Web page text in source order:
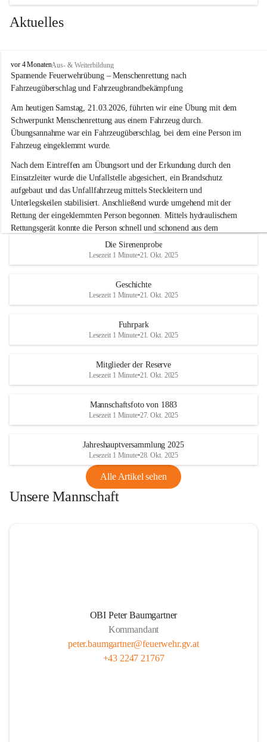
ein RLFA-2000 der Marke Mercedes Artego und ein MTFA
der Marke Mercedes Sprinter. Weiters haben wir noch einen
Aktuelles
F
r
e
w
i
l
l
i
g
e
F
e
u
e
r
w
e
a
vor 4 MonatenAus- & Weiterbildung
Spannende Feuerwehrübung – Menschenrettung nach
Fahrzeugüberschlag und Fahrzeugbrandbekämpfung
Am heutigen Samstag, 21.03.2026, führten wir eine Übung mit dem
Schwerpunkt Menschenrettung aus einem Fahrzeug durch.
Übungsannahme war ein Fahrzeugüberschlag, bei dem eine Person im
Fahrzeug eingeklemmt wurde.
Nach dem Eintreffen am Übungsort und der Erkundung durch den
Einsatzleiter wurde die Unfallstelle abgesichert, ein Brandschutz
aufgebaut und das Unfallfahrzeug mittels Steckleitern und
Unterlegskeilen stabilisiert. Anschließend wurde umgehend mit der
Rettung der eingeklemmten Person begonnen. Mittels hydraulischem
Rettungsgerät konnte die Person schnell und schonend aus dem
Im Anschluss an die technische Übung wurde noch die Bekämpfung
der richtige Umgang mit Handfeuerlöschern besprochen und praktisch
+4
Die Sirenenprobe
Lesezeit 1 Minute•21. Okt. 2025
Geschichte
Lesezeit 1 Minute•21. Okt. 2025
Fuhrpark
Lesezeit 1 Minute•21. Okt. 2025
Mitglieder der Reserve
Lesezeit 1 Minute•21. Okt. 2025
Mannschaftsfoto von 1883
Lesezeit 1 Minute•27. Okt. 2025
Jahreshauptversammlung 2025
Lesezeit 1 Minute•28. Okt. 2025
Alle Artikel sehen
Unsere Mannschaft
OBI Peter Baumgartner
Kommandant
peter.baumgartner@feuerwehr.gv.at
+43 2247 21767